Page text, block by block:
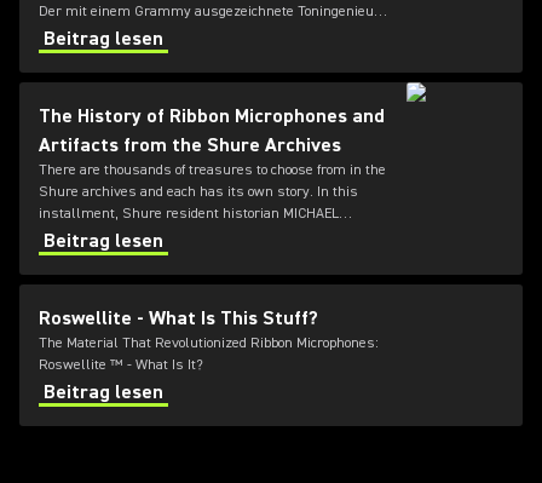
Der mit einem Grammy ausgezeichnete Toningenieur
Paul Norris von den Londoner Metropolis Studios
beschreibt seine ersten Erfahrungen mit der
vielseitigen KSM Serie.
Beitrag lesen
The History of Ribbon Microphones and
Artifacts from the Shure Archives
There are thousands of treasures to choose from in the
Shure archives and each has its own story. In this
installment, Shure resident historian MICHAEL
PETTERSEN discusses ribbon microphones and a
secret hidden inside a Rocket.
Beitrag lesen
Roswellite - What Is This Stuff?
The Material That Revolutionized Ribbon Microphones:
Roswellite ™ - What Is It?
Beitrag lesen